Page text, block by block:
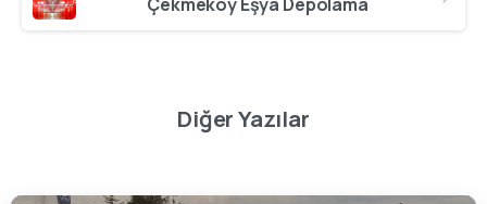
Diğer Yazılar